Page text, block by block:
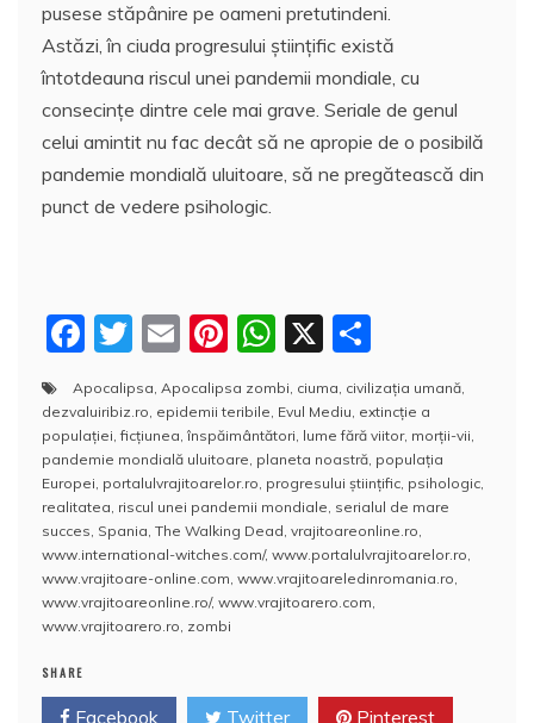
pusese stăpânire pe oameni pretutindeni.
Astăzi, în ciuda progresului ştiinţific există
întotdeauna riscul unei pandemii mondiale, cu
consecinţe dintre cele mai grave. Seriale de genul
celui amintit nu fac decât să ne apropie de o posibilă
pandemie mondială uluitoare, să ne pregătească din
punct de vedere psihologic.
F
c
e
b
o
o
k
T
w
itt
er
E
m
ai
l
Pi
er
e
st
W
h
at
s
A
p
p
X
a
rt
aj
e
a
z
ă
Apocalipsa, Apocalipsa zombi, ciuma, civilizaţia umană,
dezvaluiribiz.ro, epidemii teribile, Evul Mediu, extincţie a
populaţiei,ficţiunea, înspăimântători, lume fără viitor, morţii-vii,
pandemie mondială uluitoare, planeta noastră, populaţia
Europei, portalulvrajitoarelor.ro, progresului ştiinţific, psihologic,
realitatea, riscul unei pandemii mondiale, serialul de mare
succes, Spania, The Walking Dead, vrajitoareonline.ro,
www.international-witches.com/, www.portalulvrajitoarelor.ro,
www.vrajitoare-online.com, www.vrajitoareledinromania.ro,
www.vrajitoareonline.ro/, www.vrajitoarero.com,
www.vrajitoarero.ro, zombi
SHARE
Facebook Twitter Pinterest